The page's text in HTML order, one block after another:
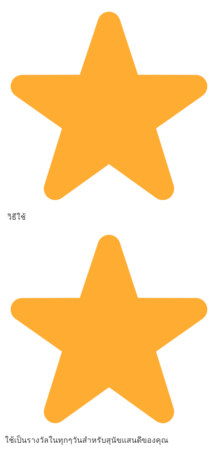
วิธีใช้
ใช้เป็นรางวัลในทุกๆวันสำหรับสุนัขแสนดีของคุณ